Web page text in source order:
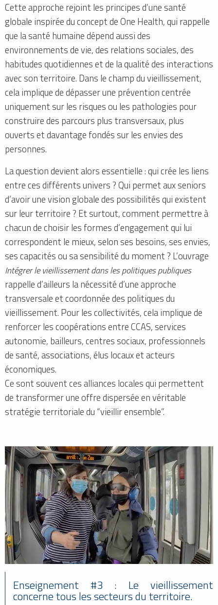
Cette approche rejoint les principes d’une santé
globale inspirée du concept de One Health, qui rappelle
que la santé humaine dépend aussi des
environnements de vie, des relations sociales, des
habitudes quotidiennes et de la qualité des interactions
avec son territoire. Dans le champ du vieillissement,
cela implique de dépasser une prévention centrée
uniquement sur les risques ou les pathologies pour
construire des parcours plus transversaux, plus
ouverts et davantage fondés sur les envies des
personnes.
La question devient alors essentielle : qui crée les liens
entre ces différents univers ? Qui permet aux seniors
d’avoir une vision globale des possibilités qui existent
sur leur territoire ? Et surtout, comment permettre à
chacun de choisir les formes d’engagement qui lui
correspondent le mieux, selon ses besoins, ses envies,
ses capacités ou sa sensibilité du moment ? L’ouvrage
Intégrer le vieillissement dans les politiques publiques
rappelle d’ailleurs la nécessité d’une approche
transversale et coordonnée des politiques du
vieillissement. Pour les collectivités, cela implique de
renforcer les coopérations entre CCAS, services
autonomie, bailleurs, centres sociaux, professionnels
de santé, associations, élus locaux et acteurs
économiques.
Ce sont souvent ces alliances locales qui permettent
de transformer une offre dispersée en véritable
stratégie territoriale du “vieillir ensemble”.
Enseignement #3 : Le vieillissement
concerne tous les secteurs du territoire.